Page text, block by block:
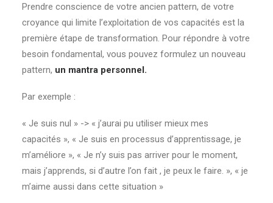
Prendre conscience de votre ancien pattern, de votre
croyance qui limite l’exploitation de vos capacités est la
première étape de transformation. Pour répondre à votre
besoin fondamental, vous pouvez formulez un nouveau
pattern, un mantra personnel.
Par exemple :
« Je suis nul » -> « j’aurai pu utiliser mieux mes
capacités », « Je suis en processus d’apprentissage, je
m’améliore », « Je n’y suis pas arriver pour le moment,
mais j’apprends, si d’autre l’on fait , je peux le faire. », « je
m’aime aussi dans cette situation »